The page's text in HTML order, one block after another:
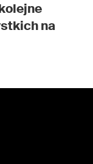
na